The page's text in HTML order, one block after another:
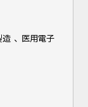
造 、 医用電子